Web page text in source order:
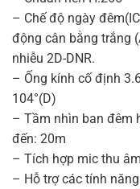
– Chế độ ngày
động cân bằng trắng
nhiễu 2D-DNR.
– Ống kính cố định
104°(D)
– Tầm nhìn ban đêm
đến: 20m
– Tích hợp mic thu âm
– Hỗ trợ các tính